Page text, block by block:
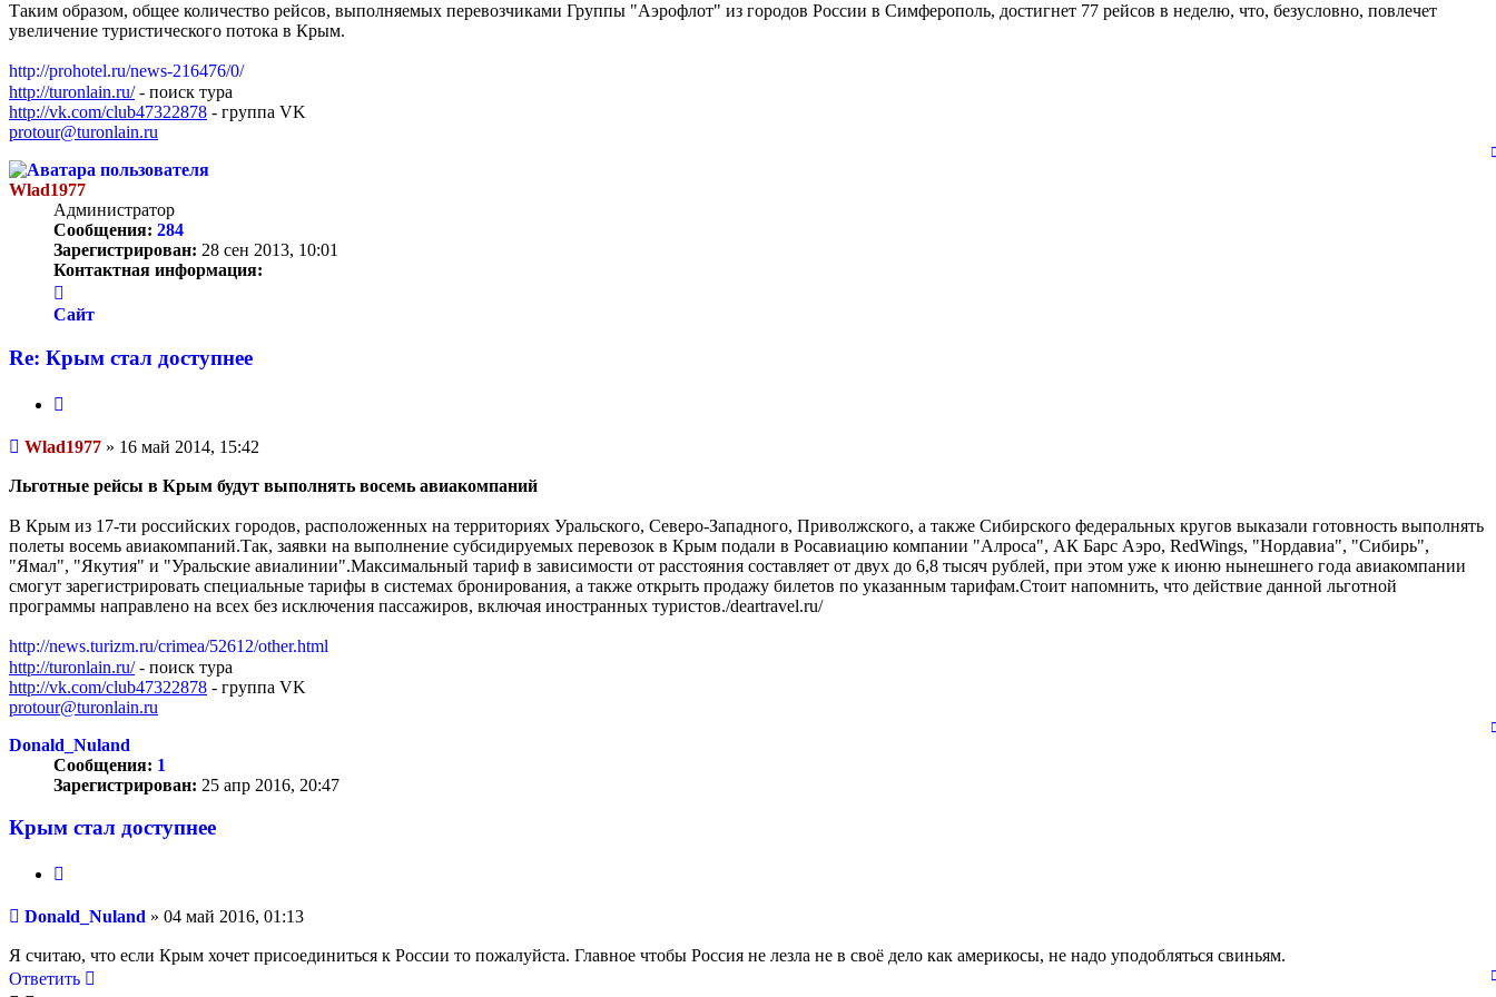
Таким образом, общее количество рейсов, выполняемых перевозчиками Группы "Аэрофлот" из городов России в Симферополь, достигнет 77 рейсов в неделю, что, безусловно, повлечет
увеличение туристического потока в Крым.
http://prohotel.ru/news-216476/0/
http://turonlain.ru/- поиск тура
http://vk.com/club47322878 - группа VK
protour@turonlain.ru
Wlad1977
Администратор
Сообщения: 284
Зарегистрирован: 28 сен 2013, 10:01
Контактная информация:
информация
Сайт
Re: Крым стал доступнее
Сообщение
Wlad1977 » 16 май 2014, 15:42
Льготные рейсы в Крым будут выполнять восемь авиакомпаний
В Крым из 17-ти российских городов, расположенных на территориях Уральского, Северо-Западного, Приволжского, а также Сибирского федеральных кругов выказали готовность выполнять
полеты восемь авиакомпаний.Так, заявки на выполнение субсидируемых перевозок в Крым подали в Росавиацию компании "Алроса", АК Барс Аэро, RedWings, "Нордавиа", "Сибирь",
"Ямал", "Якутия" и "Уральские авиалинии".Максимальный тариф в зависимости от расстояния составляет от двух до 6,8 тысяч рублей, при этом уже к июню нынешнего года авиакомпании
смогут зарегистрировать специальные тарифы в системах бронирования, а также открыть продажу билетов по указанным тарифам.Стоит напомнить, что действие данной льготной
программы направлено на всех без исключения пассажиров, включая иностранных туристов./deartravel.ru/
http://news.turizm.ru/crimea/52612/other.html
http://turonlain.ru/- поиск тура
http://vk.com/club47322878 - группа VK
protour@turonlain.ru
Donald_Nuland
Сообщения: 1
Зарегистрирован: 25 апр 2016, 20:47
Крым стал доступнее
Сообщение
Donald_Nuland » 04 май 2016, 01:13
Я считаю, что если Крым хочет присоединиться к России то пожалуйста. Главное чтобы Россия не лезла не в своё дело как америкосы, не надо уподобляться свиньям.
Ответить